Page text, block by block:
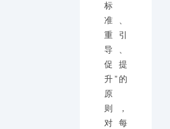
标
准、
重引
导、
促提
升”的
原
则，
对每